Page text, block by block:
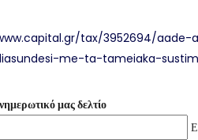
tax/3952694/
me-ta-tameiaka-
μας δελτίο